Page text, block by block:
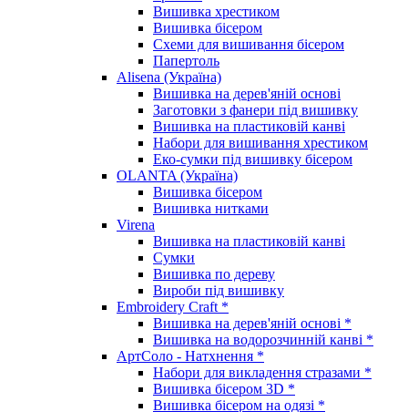
Вишивка хрестиком
Вишивка бісером
Схеми для вишивання бісером
Папертоль
Alisena (Україна)
Вишивка на дерев'яній основі
Заготовки з фанери під вишивку
Вишивка на пластиковій канві
Набори для вишивання хрестиком
Еко-сумки під вишивку бісером
OLANTA (Україна)
Вишивка бісером
Вишивка нитками
Virena
Вишивка на пластиковій канві
Сумки
Вишивка по дереву
Вироби під вишивку
Embroidery Craft *
Вишивка на дерев'яній основі *
Вишивка на водорозчинній канві *
АртСоло - Натхнення *
Набори для викладення стразами *
Вишивка бісером 3D *
Вишивка бісером на одязі *